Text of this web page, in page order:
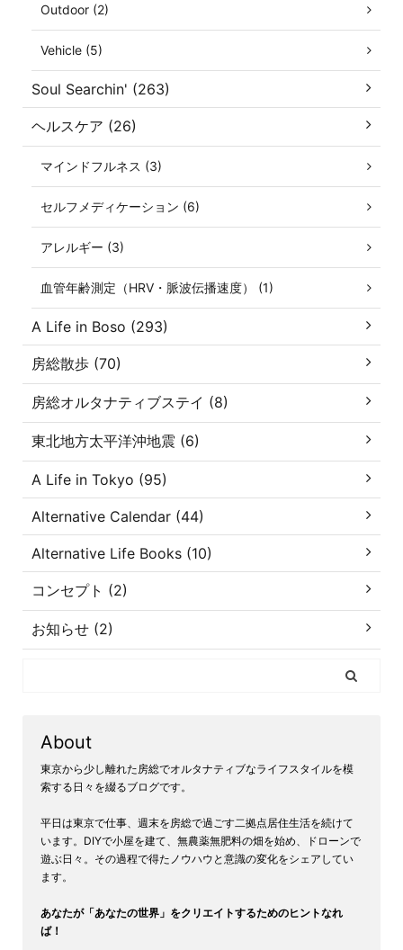
Outdoor (2)
Vehicle (5)
Soul Searchin' (263)
ヘルスケア (26)
マインドフルネス (3)
セルフメディケーション (6)
アレルギー (3)
血管年齢測定（HRV・脈波伝播速度） (1)
A Life in Boso (293)
房総散歩 (70)
房総オルタナティブステイ (8)
東北地方太平洋沖地震 (6)
A Life in Tokyo (95)
Alternative Calendar (44)
Alternative Life Books (10)
コンセプト (2)
お知らせ (2)
About
東京から少し離れた房総でオルタナティブなライフスタイルを模
索する日々を綴るブログです。
平日は東京で仕事、週末を房総で過ごす二拠点居住生活を続けて
います。DIYで小屋を建て、無農薬無肥料の畑を始め、ドローンで
遊ぶ日々。その過程で得たノウハウと意識の変化をシェアしてい
ます。
あなたが「あなたの世界」をクリエイトするためのヒントなれ
ば！